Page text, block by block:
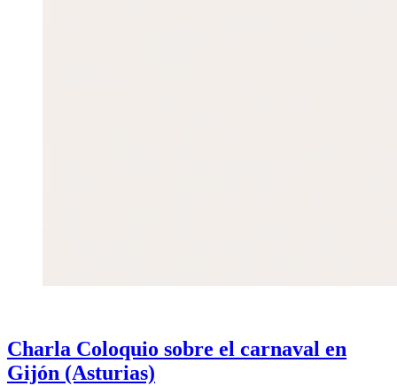
Charla Coloquio sobre el carnaval en
Gijón (Asturias)